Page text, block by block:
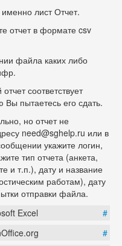
лист Отчет.
отчет в формате csv
файла каких либо
соответствует
Вы пытаетесь его сдать.
но отчет не
need@sghelp.ru или в
укажите логин,
тип отчета (анкета,
и т.п.), дату и название
работам), дату
отправки файла.
Excel
#
#